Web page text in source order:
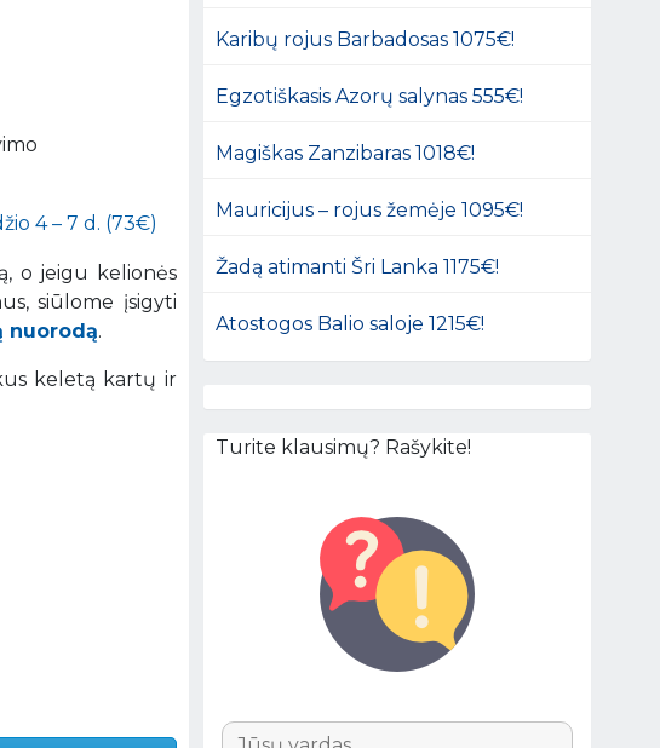
4 – 7 d. (73€)
o jeigu kelionės
siūlome įsigyti
nuorodą.
keletą kartų ir
Karibų rojus Barbadosas 1075€!
Egzotiškasis Azorų salynas 555€!
Magiškas Zanzibaras 1018€!
Mauricijus – rojus žemėje 1095€!
Žadą atimanti Šri Lanka 1175€!
Atostogos Balio saloje 1215€!
Turite klausimų? Rašykite!